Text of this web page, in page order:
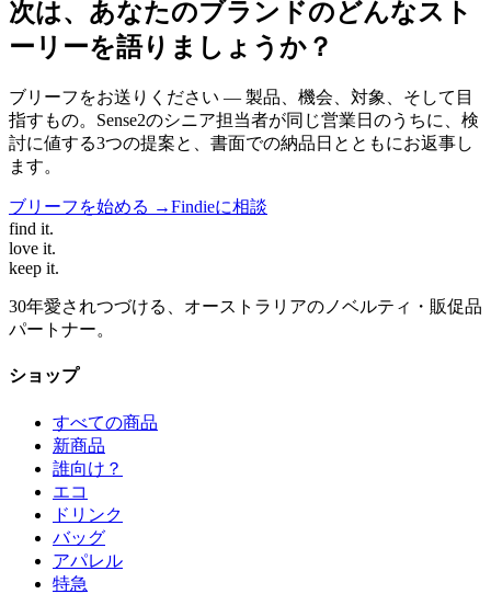
次は、あなたのブランドのどんなスト
ーリーを語りましょうか？
ブリーフをお送りください — 製品、機会、対象、そして目
指すもの。Sense2のシニア担当者が同じ営業日のうちに、検
討に値する3つの提案と、書面での納品日とともにお返事し
ます。
ブリーフを始める →Findieに相談
find it.
love it.
keep it.
30年愛されつづける、オーストラリアのノベルティ・販促品
パートナー。
ショップ
すべての商品
新商品
誰向け？
エコ
ドリンク
バッグ
アパレル
特急